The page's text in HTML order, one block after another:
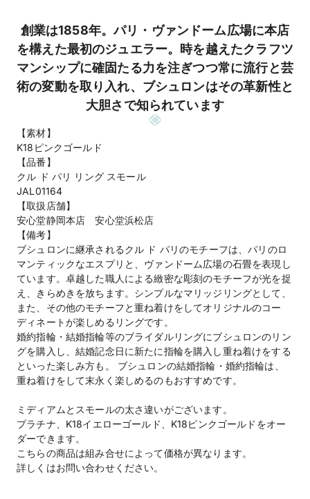
創業は1858年。パリ・ヴァンドーム広場に本店
を構えた最初のジュエラー。時を越えたクラフツ
マンシップに確固たる力を注ぎつつ常に流行と芸
術の変動を取り入れ、ブシュロンはその革新性と
大胆さで知られています
【素材】
K18ピンクゴールド
【品番】
クル ド パリ リング スモール
JAL01164
【取扱店舗】
安心堂静岡本店 安心堂浜松店
【備考】
ブシュロンに継承されるクル ド パリのモチーフは、パリのロ
マンティックなエスプリと、ヴァンドーム広場の石畳を表現し
ています。卓越した職人による緻密な彫刻のモチーフが光を捉
え、きらめきを放ちます。シンプルなマリッジリングとして、
また、その他のモチーフと重ね着けをしてオリジナルのコー
ディネートが楽しめるリングです。
婚約指輪・結婚指輪等のブライダルリングにブシュロンのリン
グを購入し、結婚記念日に新たに指輪を購入し重ね着けをする
といった楽しみ方も。 ブシュロンの結婚指輪・婚約指輪は、
重ね着けをして末永く楽しめるのもおすすめです。
ミディアムとスモールの太さ違いがございます。
プラチナ、K18イエローゴールド、K18ピンクゴールドをオー
ダーできます。
こちらの商品は組み合せによって価格が異なります。
詳しくはお問い合わせください。